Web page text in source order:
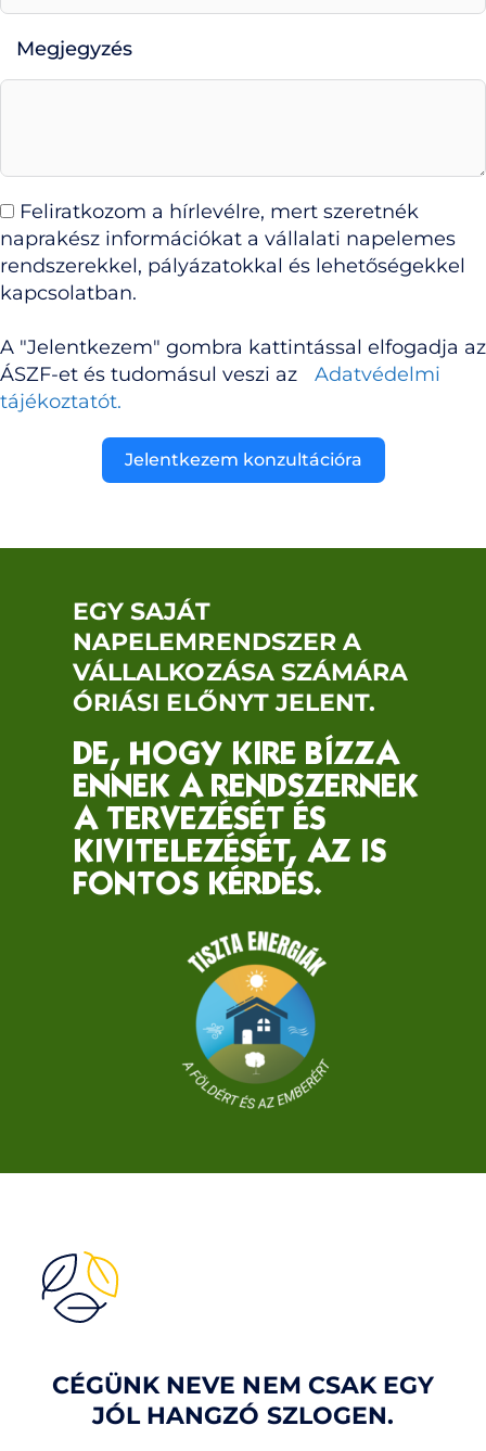
Megjegyzés
Feliratkozom a hírlevélre, mert szeretnék
naprakész információkat a vállalati napelemes
rendszerekkel, pályázatokkal és lehetőségekkel
kapcsolatban.
A "Jelentkezem" gombra kattintással elfogadja az
ÁSZF-et és tudomásul veszi az Adatvédelmi
tájékoztatót.
Jelentkezem konzultációra
EGY SAJÁT
NAPELEMRENDSZER A
VÁLLALKOZÁSA SZÁMÁRA
ÓRIÁSI ELŐNYT JELENT.
DE, HOGY KIRE BÍZZA
ENNEK A RENDSZERNEK
A TERVEZÉSÉT ÉS
KIVITELEZÉSÉT, AZ IS
FONTOS KÉRDÉS.
CÉGÜNK NEVE NEM CSAK EGY
JÓL HANGZÓ SZLOGEN.